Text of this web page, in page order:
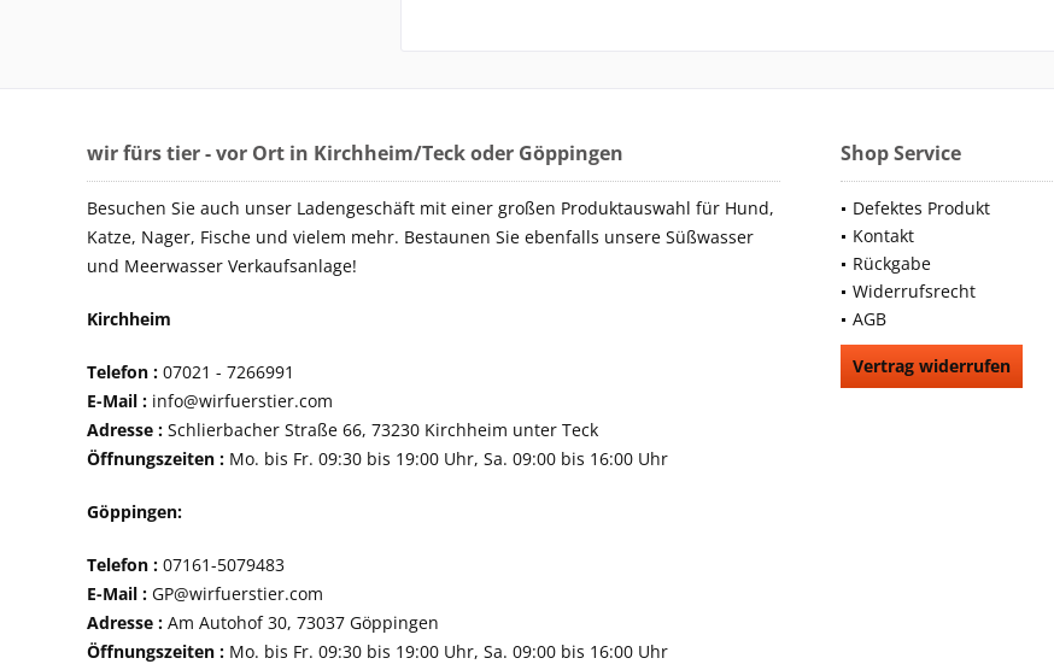
wir fürs tier - vor Ort in Kirchheim/Teck oder Göppingen
Besuchen Sie auch unser Ladengeschäft mit einer großen Produktauswahl für Hund,
Katze, Nager, Fische und vielem mehr. Bestaunen Sie ebenfalls unsere Süßwasser
und Meerwasser Verkaufsanlage!
Kirchheim
Telefon : 07021 - 7266991
E-Mail : info@wirfuerstier.com
Adresse : Schlierbacher Straße 66, 73230 Kirchheim unter Teck
Öffnungszeiten : Mo. bis Fr. 09:30 bis 19:00 Uhr, Sa. 09:00 bis 16:00 Uhr
Göppingen:
Telefon : 07161-5079483
E-Mail : GP@wirfuerstier.com
Adresse : Am Autohof 30, 73037 Göppingen
Öffnungszeiten : Mo. bis Fr. 09:30 bis 19:00 Uhr, Sa. 09:00 bis 16:00 Uhr
Shop Service
Defektes Produkt
Kontakt
Rückgabe
Widerrufsrecht
AGB
Vertrag widerrufen